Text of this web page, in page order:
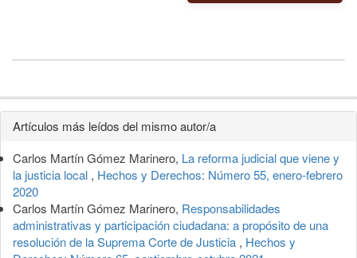
Detalles
del
artículo
Artículos más leídos del mismo autor/a
Carlos Martín Gómez Marinero, La reforma judicial que viene y
la justicia local , Hechos y Derechos: Número 55, enero-febrero
2020
Carlos Martín Gómez Marinero, Responsabilidades
administrativas y participación ciudadana: a propósito de una
resolución de la Suprema Corte de Justicia , Hechos y